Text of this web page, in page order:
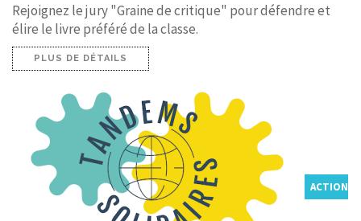
Rejoignez le jury "Graine de critique" pour défendre et
élire le livre préféré de la classe.
PLUS DE DÉTAILS
ACTION